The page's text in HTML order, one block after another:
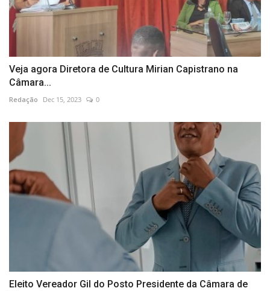
Veja agora Diretora de Cultura Mirian Capistrano na
Câmara...
Redação Dec 15, 2023 0
Eleito Vereador Gil do Posto Presidente da Câmara de